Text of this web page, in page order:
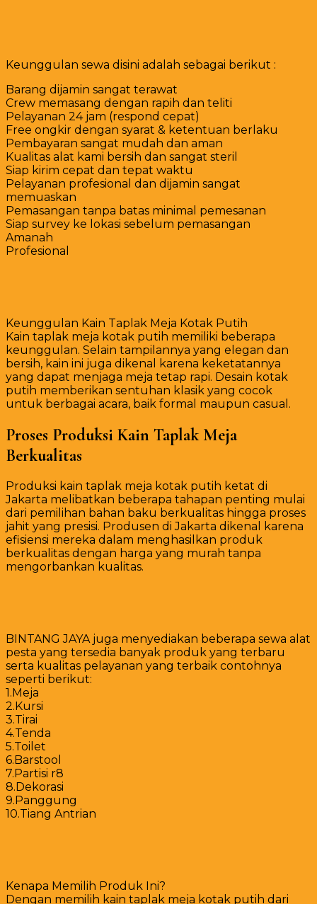
Keunggulan sewa disini adalah sebagai berikut :
Barang dijamin sangat terawat
Crew memasang dengan rapih dan teliti
Pelayanan 24 jam (respond cepat)
Free ongkir dengan syarat & ketentuan berlaku
Pembayaran sangat mudah dan aman
Kualitas alat kami bersih dan sangat steril
Siap kirim cepat dan tepat waktu
Pelayanan profesional dan dijamin sangat
memuaskan
Pemasangan tanpa batas minimal pemesanan
Siap survey ke lokasi sebelum pemasangan
Amanah
Profesional
Keunggulan Kain Taplak Meja Kotak Putih
Kain taplak meja kotak putih memiliki beberapa
keunggulan. Selain tampilannya yang elegan dan
bersih, kain ini juga dikenal karena keketatannya
yang dapat menjaga meja tetap rapi. Desain kotak
putih memberikan sentuhan klasik yang cocok
untuk berbagai acara, baik formal maupun casual.
Proses Produksi Kain Taplak Meja
Berkualitas
Produksi kain taplak meja kotak putih ketat di
Jakarta melibatkan beberapa tahapan penting mulai
dari pemilihan bahan baku berkualitas hingga proses
jahit yang presisi. Produsen di Jakarta dikenal karena
efisiensi mereka dalam menghasilkan produk
berkualitas dengan harga yang murah tanpa
mengorbankan kualitas.
BINTANG JAYA juga menyediakan beberapa sewa alat
pesta yang tersedia banyak produk yang terbaru
serta kualitas pelayanan yang terbaik contohnya
seperti berikut:
1.Meja
2.Kursi
3.Tirai
4.Tenda
5.Toilet
6.Barstool
7.Partisi r8
8.Dekorasi
9.Panggung
10.Tiang Antrian
Kenapa Memilih Produk Ini?
Dengan memilih kain taplak meja kotak putih dari